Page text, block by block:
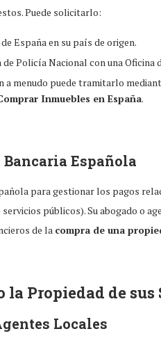
Puede solicitarlo:
España en su país de origen.
de Policía Nacional con una Oficina
a menudo puede tramitarlo
Inmuebles en España.
Española
para gestionar los pagos
públicos). Su abogado o
de la compra de una
la Propiedad de sus
Locales